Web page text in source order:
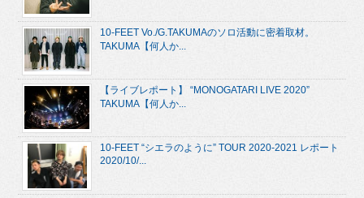
10-FEET Vo./G.TAKUMAのソロ活動に密着取材。
TAKUMA【何人か...
【ライブレポート】 “MONOGATARI LIVE 2020”
TAKUMA【何人か...
10-FEET “シエラのように” TOUR 2020-2021 レポート
2020/10/...